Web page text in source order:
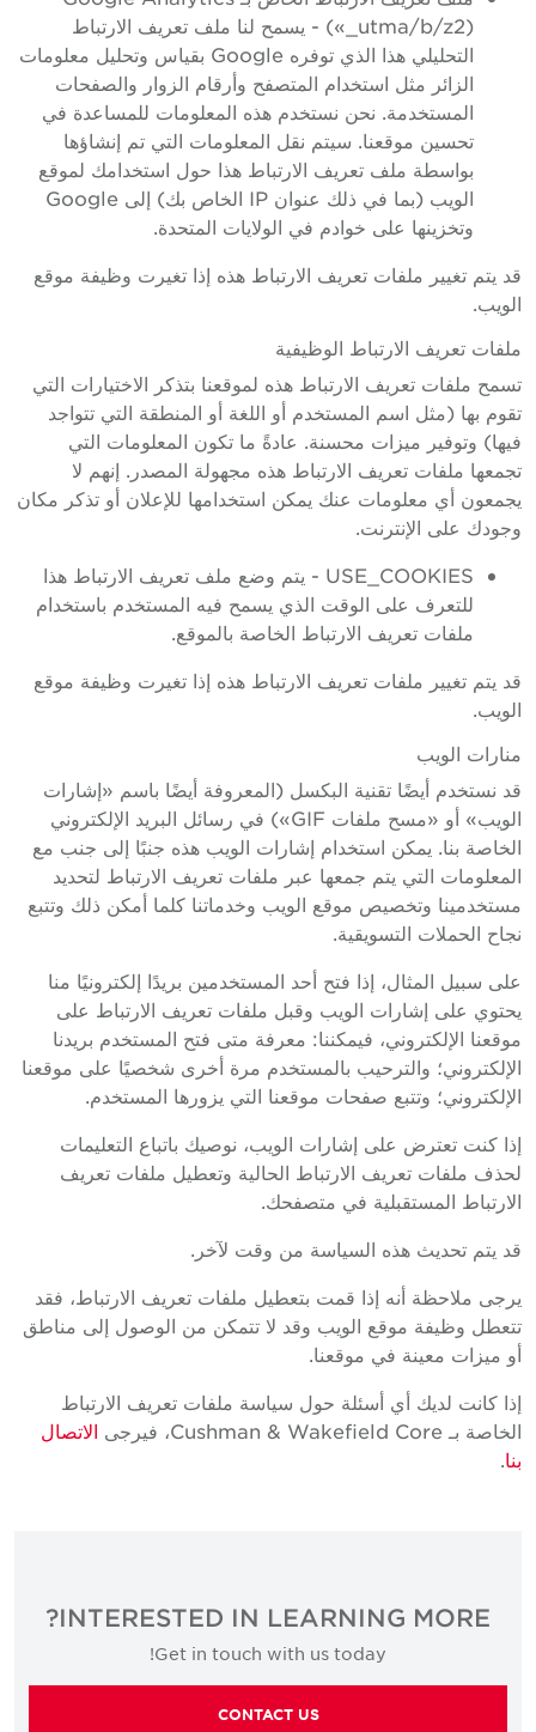
(«_utma/b/z2) - يسمح لنا ملف تعريف الارتباط
التحليلي هذا الذي توفره Google بقياس وتحليل معلومات
الزائر مثل استخدام المتصفح وأرقام الزوار والصفحات
المستخدمة. نحن نستخدم هذه المعلومات للمساعدة في
تحسين موقعنا. سيتم نقل المعلومات التي تم إنشاؤها
بواسطة ملف تعريف الارتباط هذا حول استخدامك لموقع
الويب (بما في ذلك عنوان IP الخاص بك) إلى Google
وتخزينها على خوادم في الولايات المتحدة.
قد يتم تغيير ملفات تعريف الارتباط هذه إذا تغيرت وظيفة موقع
الويب.
ملفات تعريف الارتباط الوظيفية
تسمح ملفات تعريف الارتباط هذه لموقعنا بتذكر الاختيارات التي
تقوم بها (مثل اسم المستخدم أو اللغة أو المنطقة التي تتواجد
فيها) وتوفير ميزات محسنة. عادةً ما تكون المعلومات التي
تجمعها ملفات تعريف الارتباط هذه مجهولة المصدر. إنهم لا
يجمعون أي معلومات عنك يمكن استخدامها للإعلان أو تذكر مكان
وجودك على الإنترنت.
USE_COOKIES - يتم وضع ملف تعريف الارتباط هذا
للتعرف على الوقت الذي يسمح فيه المستخدم باستخدام
ملفات تعريف الارتباط الخاصة بالموقع.
قد يتم تغيير ملفات تعريف الارتباط هذه إذا تغيرت وظيفة موقع
الويب.
منارات الويب
قد نستخدم أيضًا تقنية البكسل (المعروفة أيضًا باسم «إشارات
الويب» أو «مسح ملفات GIF») في رسائل البريد الإلكتروني
الخاصة بنا. يمكن استخدام إشارات الويب هذه جنبًا إلى جنب مع
المعلومات التي يتم جمعها عبر ملفات تعريف الارتباط لتحديد
مستخدمينا وتخصيص موقع الويب وخدماتنا كلما أمكن ذلك وتتبع
نجاح الحملات التسويقية.
على سبيل المثال، إذا فتح أحد المستخدمين بريدًا إلكترونيًا منا
يحتوي على إشارات الويب وقبل ملفات تعريف الارتباط على
موقعنا الإلكتروني، فيمكننا: معرفة متى فتح المستخدم بريدنا
الإلكتروني؛ والترحيب بالمستخدم مرة أخرى شخصيًا على موقعنا
الإلكتروني؛ وتتبع صفحات موقعنا التي يزورها المستخدم.
إذا كنت تعترض على إشارات الويب، نوصيك باتباع التعليمات
لحذف ملفات تعريف الارتباط الحالية وتعطيل ملفات تعريف
الارتباط المستقبلية في متصفحك.
قد يتم تحديث هذه السياسة من وقت لآخر.
يرجى ملاحظة أنه إذا قمت بتعطيل ملفات تعريف الارتباط، فقد
تتعطل وظيفة موقع الويب وقد لا تتمكن من الوصول إلى مناطق
أو ميزات معينة في موقعنا.
إذا كانت لديك أي أسئلة حول سياسة ملفات تعريف الارتباط
الخاصة بـ Cushman & Wakefield Core، فيرجى
الاتصال
بنا.
INTERESTED IN LEARNING MORE?
Get in touch with us today!
CONTACT US